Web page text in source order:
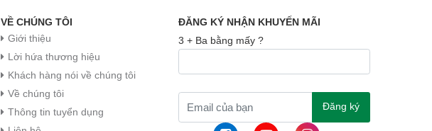
VỀ CHÚNG TÔI
Giới thiệu
Lời hứa thương hiệu
Khách hàng nói về chúng tôi
Về chúng tôi
Thông tin tuyển dụng
ĐĂNG KÝ NHẬN KHUYẾN MÃI
3 + Ba bằng mấy ?